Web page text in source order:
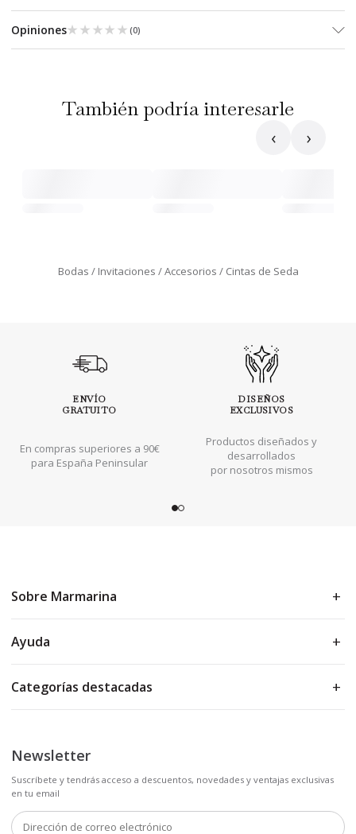
Opiniones★★★★★
★★★★★ (0)
También podría interesarle
‹ ›
Bodas Invitaciones Accesorios Cintas de Seda
ENVÍO
GRATUITO
En compras superiores a 90€
para España Peninsular
DISEÑOS
EXCLUSIVOS
Productos diseñados y
desarrollados
por nosotros mismos
Sobre Marmarina
Ayuda
Categorías destacadas
Newsletter
Suscríbete y tendrás acceso a descuentos, novedades y ventajas exclusivas
en tu email